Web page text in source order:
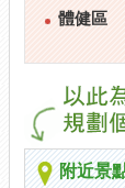
體健區
附近景